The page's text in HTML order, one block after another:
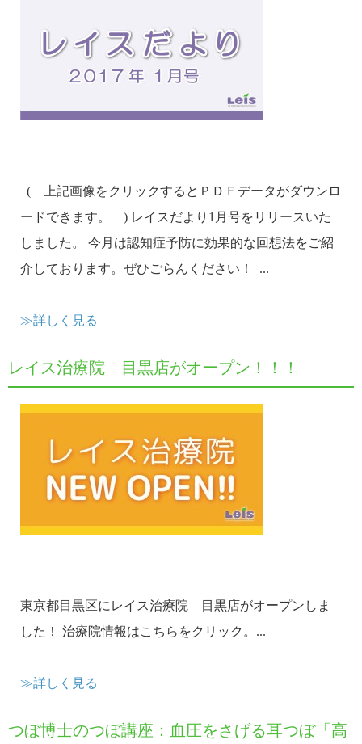
( 上記画像をクリックするとＰＤＦデータがダウンロ
ードできます。 ) レイスだより1月号をリリースいた
しました。 今月は認知症予防に効果的な回想法をご紹
介しております。ぜひごらんください！ ...
≫詳しく見る
レイス治療院 目黒店がオープン！！！
東京都目黒区にレイス治療院 目黒店がオープンしま
した！ 治療院情報はこちらをクリック。...
≫詳しく見る
つぼ博士のつぼ講座：血圧をさげる耳つぼ「高